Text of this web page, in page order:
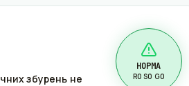
збурень не
НОРМА
R0 S0 G0